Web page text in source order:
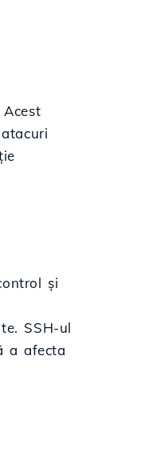
și
SSH-ul
a afecta